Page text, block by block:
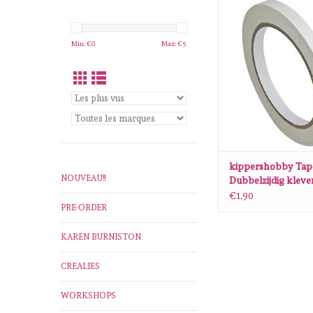
Min: €0 Max: €5
NOUVEAU!!
PRE-ORDER
KAREN BURNISTON
CREALIES
WORKSHOPS
kippershobby Tape
klevend transparant
AJOUTER AU
kippershobby
Dubbelzijdig
transparant 20mtr
€1,90